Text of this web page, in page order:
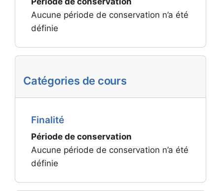
Aucune période de conservation n’a été
définie
Catégories de cours
Finalité
Période de conservation
Aucune période de conservation n’a été
définie